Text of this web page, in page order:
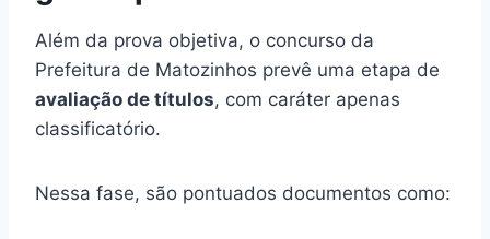
Além da prova objetiva, o concurso da
Prefeitura de Matozinhos prevê uma etapa de
avaliação de títulos, com caráter apenas
classificatório.
Nessa fase, são pontuados documentos como: